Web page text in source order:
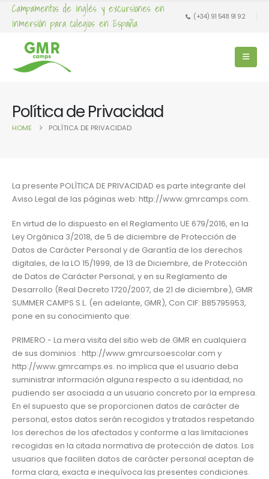
Campamentos de inglés y excursiones en
inmersión para colegios en España
(+34) 91 548 91 92
Política de Privacidad
HOME POLÍTICA DE PRIVACIDAD
La presente POLÍTICA DE PRIVACIDAD es parte integrante del
Aviso Legal de las páginas web: http://www.gmrcamps.com.
En virtud de lo dispuesto en el Reglamento UE 679/2016, en la
Ley Orgánica 3/2018, de 5 de diciembre de Protección de
Datos de Carácter Personal y de Garantía de los derechos
digitales, de la LO 15/1999, de 13 de Diciembre, de Protección
de Datos de Carácter Personal, y en su Reglamento de
Desarrollo (Real Decreto 1720/2007, de 21 de diciembre), GMR
SUMMER CAMPS S.L. (en adelante, GMR), Con CIF: B85795953,
pone en su conocimiento que:
PRIMERO.- La mera visita del sitio web de GMR en cualquiera
de sus dominios : http://www.gmrcursoescolar.com y
http://www.gmrcamps.es. no implica que el usuario deba
suministrar información alguna respecto a su identidad, no
pudiendo ser asociada a un usuario concreto por la empresa.
En el supuesto que se proporcionen datos de carácter de
personal, estos datos serán recogidos y tratados respetando
los derechos de los afectados y conforme a las limitaciones
recogidas en la citada normativa de protección de datos. Los
usuarios que faciliten datos de carácter personal aceptan de
forma clara, exacta e inequívoca las presentes condiciones.